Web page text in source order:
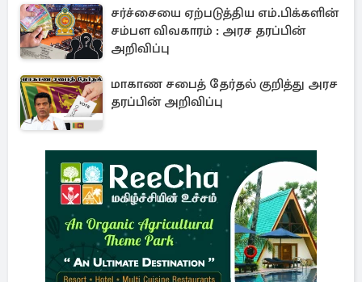
சர்ச்சையை ஏற்படுத்திய எம்.பிக்களின்
சம்பள விவகாரம் : அரச தரப்பின்
அறிவிப்பு
மாகாண சபைத் தேர்தல் குறித்து அரச
தரப்பின் அறிவிப்பு